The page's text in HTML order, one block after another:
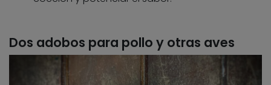
Dos adobos para pollo y otras aves